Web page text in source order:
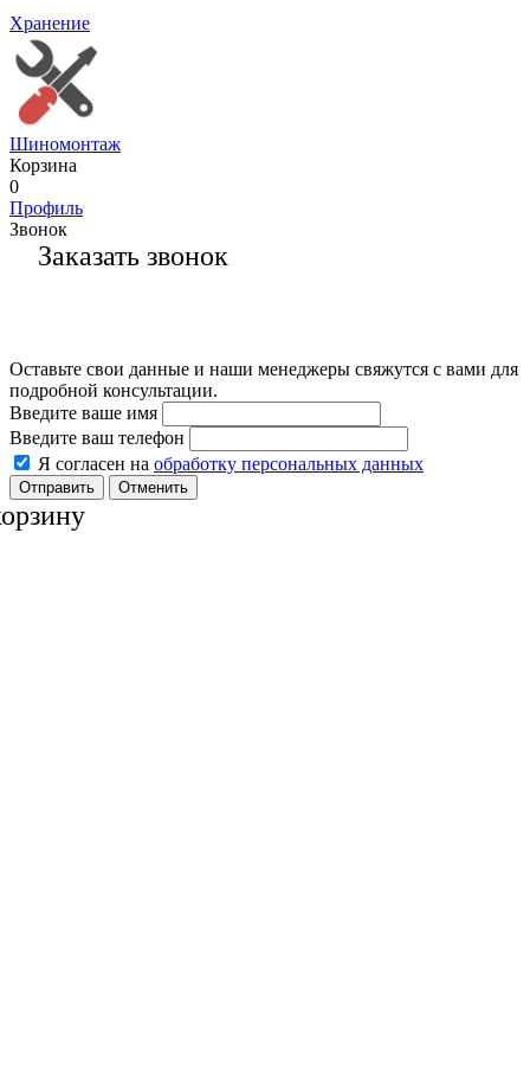
Хранение
Шиномонтаж
Корзина
0
Профиль
Звонок
Заказать звонок
Оставьте свои данные и наши менеджеры свяжутся с вами для
подробной консультации.
Введите ваше имя
Введите ваш телефон
Я согласен на обработку персональных данных
Отменить